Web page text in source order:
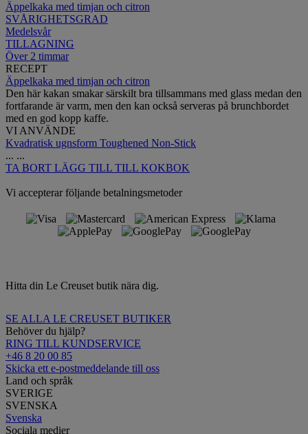
Äppelkaka med timjan och citron
SVÅRIGHETSGRAD
Medelsvår
TILLAGNING
Över 2 timmar
RECEPT
Äppelkaka med timjan och citron
Den här kakan smakar särskilt bra tillsammans med glass medan den
fortfarande är varm, men den kan också serveras på brunchbordet
med en god kopp kaffe.
VI ANVÄNDE
Kvadratisk ugnsform Toughened Non-Stick
... ...
TA BORT LÄGG TILL TILL KOKBOK
Vi accepterar följande betalningsmetoder
Hitta din Le Creuset butik nära dig.
SE ALLA LE CREUSET BUTIKER
Behöver du hjälp?
RING TILL KUNDSERVICE
+46 8 20 00 85
Skicka ett e-postmeddelande till oss
Land och språk
SVERIGE
SVENSKA
Svenska
Sociala medier